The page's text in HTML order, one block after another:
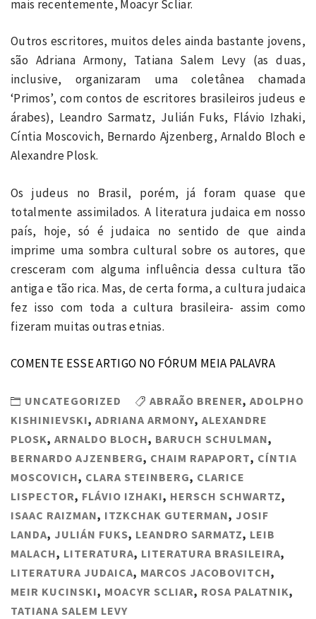
mais recentemente, Moacyr Scliar.
Outros escritores, muitos deles ainda bastante jovens,
são Adriana Armony, Tatiana Salem Levy (as duas,
inclusive, organizaram uma coletânea chamada
‘Primos’, com contos de escritores brasileiros judeus e
árabes), Leandro Sarmatz, Julián Fuks, Flávio Izhaki,
Cíntia Moscovich, Bernardo Ajzenberg, Arnaldo Bloch e
Alexandre Plosk.
Os judeus no Brasil, porém, já foram quase que
totalmente assimilados. A literatura judaica em nosso
país, hoje, só é judaica no sentido de que ainda
imprime uma sombra cultural sobre os autores, que
cresceram com alguma influência dessa cultura tão
antiga e tão rica. Mas, de certa forma, a cultura judaica
fez isso com toda a cultura brasileira- assim como
fizeram muitas outras etnias.
COMENTE ESSE ARTIGO NO FÓRUM MEIA PALAVRA
UNCATEGORIZED ABRAÃO BRENER, ADOLPHO
KISHINIEVSKI, ADRIANA ARMONY, ALEXANDRE
PLOSK, ARNALDO BLOCH, BARUCH SCHULMAN,
BERNARDO AJZENBERG, CHAIM RAPAPORT, CÍNTIA
MOSCOVICH, CLARA STEINBERG, CLARICE
LISPECTOR, FLÁVIO IZHAKI, HERSCH SCHWARTZ,
ISAAC RAIZMAN, ITZKCHAK GUTERMAN, JOSIF
LANDA, JULIÁN FUKS, LEANDRO SARMATZ, LEIB
MALACH, LITERATURA, LITERATURA BRASILEIRA,
LITERATURA JUDAICA, MARCOS JACOBOVITCH,
MEIR KUCINSKI, MOACYR SCLIAR, ROSA PALATNIK,
TATIANA SALEM LEVY